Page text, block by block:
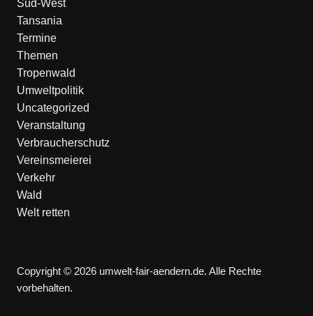
Süd-West
Tansania
Termine
Themen
Tropenwald
Umweltpolitik
Uncategorized
Veranstaltung
Verbraucherschutz
Vereinsmeierei
Verkehr
Wald
Welt retten
Copyright © 2026 umwelt-fair-aendern.de. Alle Rechte
vorbehalten.